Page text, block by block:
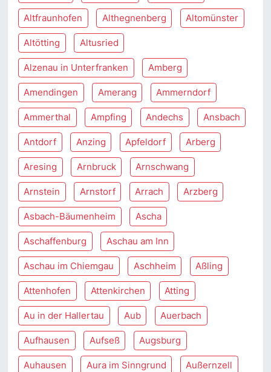
Altfraunhofen Althegnenberg Altomünster
Altötting Altusried
Alzenau in Unterfranken Amberg
Amendingen Amerang Ammerndorf
Ammerthal Ampfing Andechs Ansbach
Antdorf Anzing Apfeldorf Arberg
Aresing Arnbruck Arnschwang
Arnstein Arnstorf Arrach Arzberg
Asbach-Bäumenheim Ascha
Aschaffenburg Aschau am Inn
Aschau im Chiemgau Aschheim Aßling
Attenhofen Attenkirchen Atting
Au in der Hallertau Aub Auerbach
Aufhausen Aufseß Augsburg
Auhausen Aura im Sinngrund Außernzell